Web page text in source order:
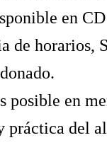
en
de horarios,
posible en
práctica del